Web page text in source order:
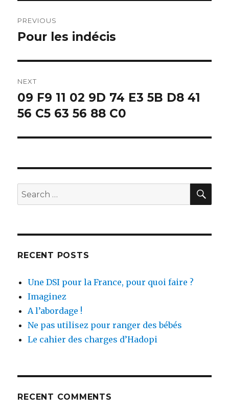
navigation
PREVIOUS
Previous
Pour les indécis
NEXT
Next
post:
09 F9 11 02 9D 74 E3 5B D8 41
56 C5 63 56 88 C0
Search
for:
RECENT POSTS
Une DSI pour la France, pour quoi faire ?
Imaginez
A l’abordage !
Ne pas utilisez pour ranger des bébés
Le cahier des charges d’Hadopi
RECENT COMMENTS